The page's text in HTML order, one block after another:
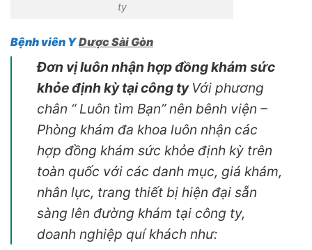
ty
Bệnh viên Y Dược Sài Gòn
Đơn vị luôn nhận hợp đồng khám sức
khỏe định kỳ tại công ty Với phương
chân “ Luôn tìm Bạn” nên bênh viện –
Phòng khám đa khoa luôn nhận các
hợp đồng khám sức khỏe định kỳ trên
toàn quốc với các danh mục, giá khám,
nhân lực, trang thiết bị hiện đại sẵn
sàng lên đường khám tại công ty,
doanh nghiệp quí khách như: